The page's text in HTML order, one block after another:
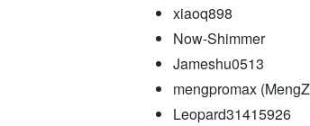
xiaoq898
Now-Shimmer
Jameshu0513
mengpromax
Leopard31415926